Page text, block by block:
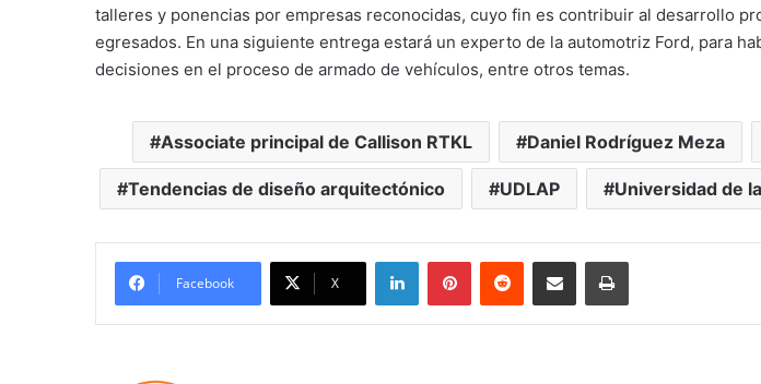
talleres y ponencias por empresas reconocidas, cuyo fin es contribuir al desarrollo
egresados. En una siguiente entrega estará un experto de la automotriz Ford, para
decisiones en el proceso de armado de vehículos, entre otros temas.
Associate principal de Callison RTKL Daniel Rodríguez Meza
Tendencias de diseño arquitectónico UDLAP Universidad de
Facebook X
LinkedInPinterestReddit Share via Email Print